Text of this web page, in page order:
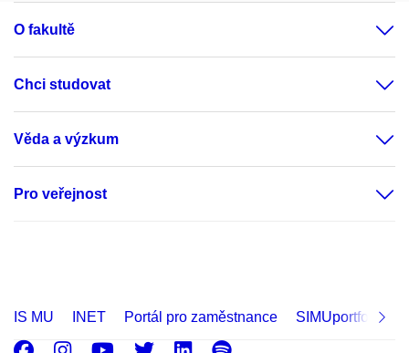
O fakultě
Chci studovat
Věda a výzkum
Pro veřejnost
IS MU INET Portál pro zaměstnance SIMUportfolio